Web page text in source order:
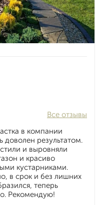
Все отзывы
в компании
доволен результатом.
и выровняли
и красиво
кустарниками.
в срок и без лишних
теперь
Рекомендую!